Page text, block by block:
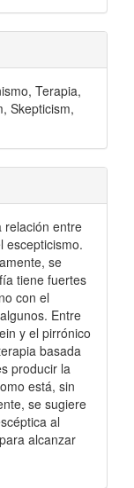
Terapia,
Skepticism,
relación entre
escepticismo.
se
tiene fuertes
con el
Entre
y el pirrónico
basada
producir la
está, sin
se sugiere
al
alcanzar